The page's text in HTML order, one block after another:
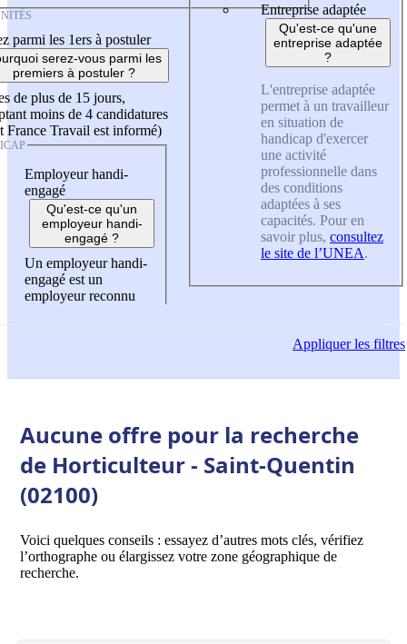
parmi les 1ers à postuler
serez-vous parmi les
premiers à postuler ?
de plus de 15 jours,
moins de 4 candidatures
France Travail est informé)
Employeur handi-
engagé
Qu'est-ce qu'un
employeur handi-
engagé ?
Un employeur handi-
engagé est un
employeur reconnu
Entreprise adaptée
Qu'est-ce qu'une
entreprise adaptée
?
L'entreprise adaptée
permet à un travailleur
en situation de
handicap d'exercer
une activité
professionnelle dans
des conditions
adaptées à ses
capacités. Pour en
savoir plus, consultez
le site de l’UNEA.
Appliquerles filtres
Aucune offre pour la recherche
de Horticulteur - Saint-Quentin
(02100)
Voici quelques conseils : essayez d’autres mots clés, vérifiez
l’orthographe ou élargissez votre zone géographique de
recherche.